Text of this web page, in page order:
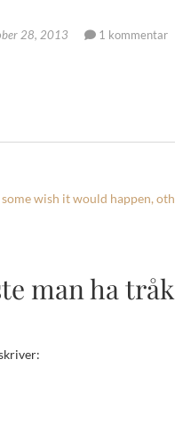
28, 2013 1 kommentar
wish it would happen,
man ha